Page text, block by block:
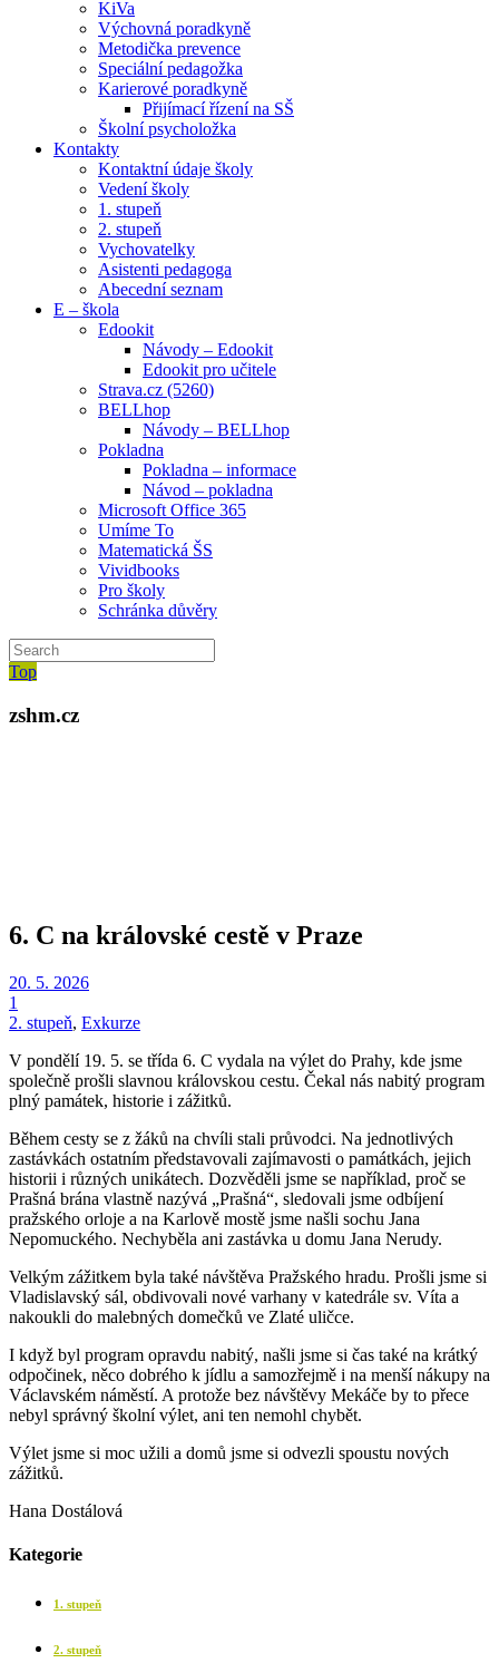
KiVa
Výchovná poradkyně
Metodička prevence
Speciální pedagožka
Karierové poradkyně
Přijímací řízení na SŠ
Školní psycholožka
Kontakty
Kontaktní údaje školy
Vedení školy
1. stupeň
2. stupeň
Vychovatelky
Asistenti pedagoga
Abecední seznam
E – škola
Edookit
Návody – Edookit
Edookit pro učitele
Strava.cz (5260)
BELLhop
Návody – BELLhop
Pokladna
Pokladna – informace
Návod – pokladna
Microsoft Office 365
Umíme To
Matematická ŠS
Vividbooks
Pro školy
Schránka důvěry
Top
zshm.cz
6. C na královské cestě v Praze
20. 5. 2026
1
2. stupeň, Exkurze
V pondělí 19. 5. se třída 6. C vydala na výlet do Prahy, kde jsme
společně prošli slavnou královskou cestu. Čekal nás nabitý program
plný památek, historie i zážitků.
Během cesty se z žáků na chvíli stali průvodci. Na jednotlivých
zastávkách ostatním představovali zajímavosti o památkách, jejich
historii i různých unikátech. Dozvěděli jsme se například, proč se
Prašná brána vlastně nazývá „Prašná“, sledovali jsme odbíjení
pražského orloje a na Karlově mostě jsme našli sochu Jana
Nepomuckého. Nechyběla ani zastávka u domu Jana Nerudy.
Velkým zážitkem byla také návštěva Pražského hradu. Prošli jsme si
Vladislavský sál, obdivovali nové varhany v katedrále sv. Víta a
nakoukli do malebných domečků ve Zlaté uličce.
I když byl program opravdu nabitý, našli jsme si čas také na krátký
odpočinek, něco dobrého k jídlu a samozřejmě i na menší nákupy na
Václavském náměstí. A protože bez návštěvy Mekáče by to přece
nebyl správný školní výlet, ani ten nemohl chybět.
Výlet jsme si moc užili a domů jsme si odvezli spoustu nových
zážitků.
Hana Dostálová
Kategorie
1. stupeň
2. stupeň